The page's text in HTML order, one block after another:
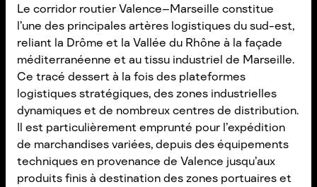
Le corridor routier Valence–Marseille constitue
l’une des principales artères logistiques du sud-est,
reliant la Drôme et la Vallée du Rhône à la façade
méditerranéenne et au tissu industriel de Marseille.
Ce tracé dessert à la fois des plateformes
logistiques stratégiques, des zones industrielles
dynamiques et de nombreux centres de distribution.
Il est particulièrement emprunté pour l’expédition
de marchandises variées, depuis des équipements
techniques en provenance de Valence jusqu’aux
produits finis à destination des zones portuaires et